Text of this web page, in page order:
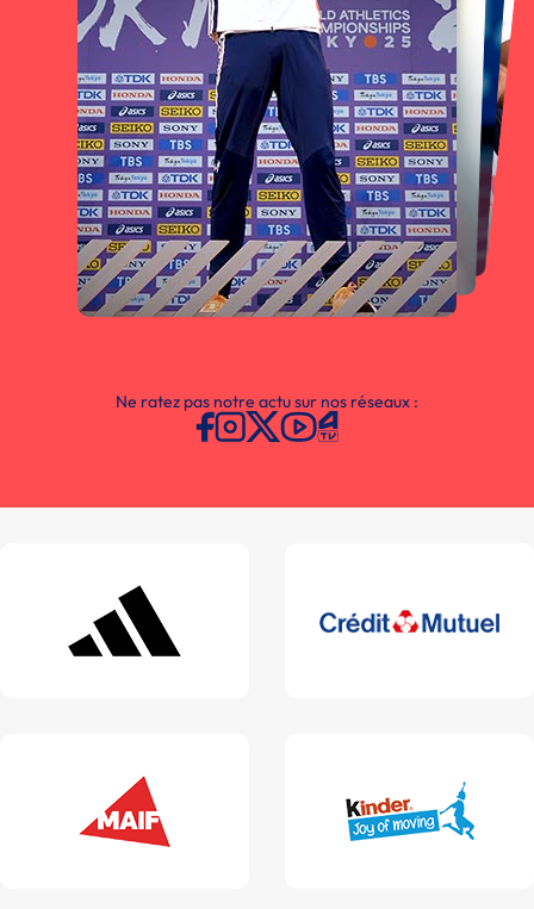
Ne ratez pas notre actu sur nos réseaux :